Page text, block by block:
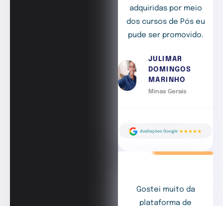
adquiridas por meio
dos cursos de Pós eu
pude ser promovido.
JULIMAR
DOMINGOS
MARINHO
Minas Gerais
Gostei muito da
plataforma de